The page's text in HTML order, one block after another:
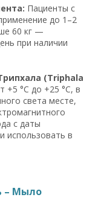
Пациенты с
до 1–2
60 кг —
при наличии
(Triphala
+5 °C до +25 °C, в
света месте,
с даты
использовать в
– Мыло